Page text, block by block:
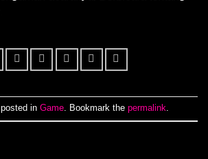
in Game. Bookmark the permalink.